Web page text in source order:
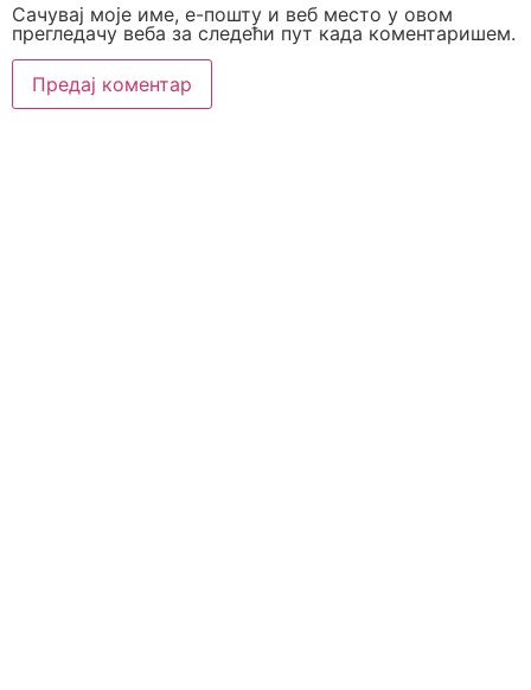
Сачувај моје име, е-пошту и веб место у овом
прегледачу веба за следећи пут када коментаришем.